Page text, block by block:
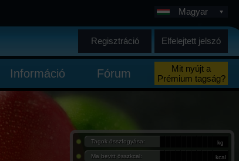
Magyar
Regisztráció Elfelejtett jelszó
Információ Fórum
Mit nyújt a
Prémium tagság?
Tagok összfogyása: kg
Ma bevitt összkcal: kcal